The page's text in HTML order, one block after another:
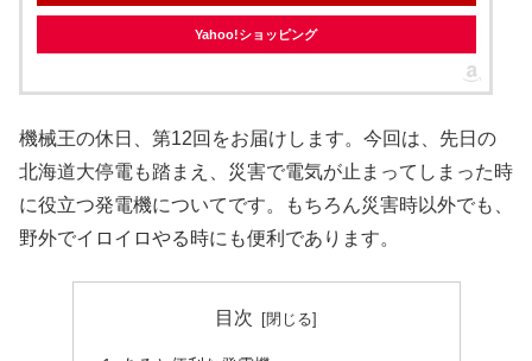
Yahoo!ショッピング
機械王の休日、第12回をお届けします。今回は、先日の
北海道大停電も踏まえ、災害で電気が止まってしまった時
に役立つ発電機についてです。もちろん災害時以外でも、
野外でイロイロやる時にも便利であります。
目次